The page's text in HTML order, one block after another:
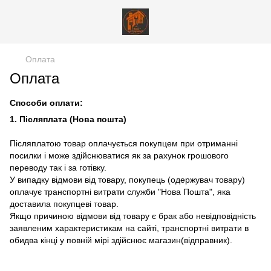
Оплата
Оплата
Способи оплати:
1. Післяплата (Нова пошта)
Післяплатою товар оплачується покупцем при отриманні
посилки і може здійснюватися як за рахунок грошового
переводу так і за готівку.
У випадку відмови від товару, покупець (одержувач товару)
оплачує транспортні витрати служби "Нова Пошта", яка
доставила покупцеві товар.
Якщо причиною відмови від товару є брак або невідповідність
заявленим характеристикам на сайті, транспортні витрати в
обидва кінці у повній мірі здійснює магазин(відправник).